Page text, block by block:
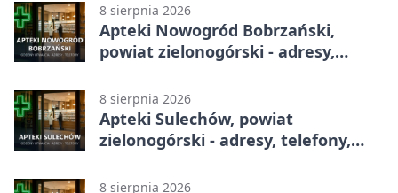
8 sierpnia 2026
Apteki Nowogród Bobrzański,
powiat zielonogórski - adresy,
8 sierpnia 2026
Apteki Sulechów, powiat
zielonogórski - adresy, telefony,
8 sierpnia 2026